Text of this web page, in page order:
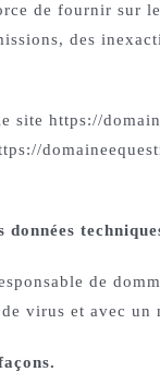
de fournir sur
des
site https://
de
virus et avec